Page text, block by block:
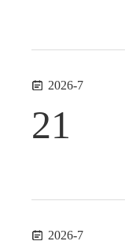
2026-7
21
2026-7